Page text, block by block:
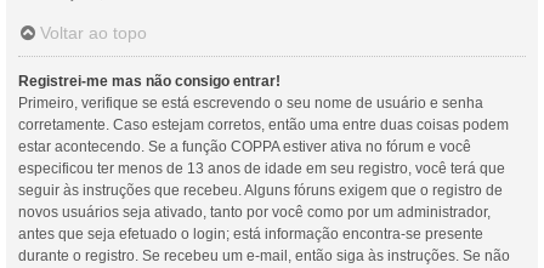
Voltar ao topo
Registrei-me mas não consigo entrar!
Primeiro, verifique se está escrevendo o seu nome de usuário e senha
corretamente. Caso estejam corretos, então uma entre duas coisas podem
estar acontecendo. Se a função COPPA estiver ativa no fórum e você
especificou ter menos de 13 anos de idade em seu registro, você terá que
seguir às instruções que recebeu. Alguns fóruns exigem que o registro de
novos usuários seja ativado, tanto por você como por um administrador,
antes que seja efetuado o login; está informação encontra-se presente
durante o registro. Se recebeu um e-mail, então siga às instruções. Se não